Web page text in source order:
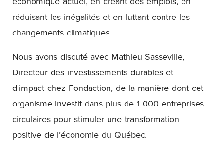
réduisant les inégalités et en luttant contre les
changements climatiques.
Nous avons discuté avec Mathieu Sasseville,
Directeur des investissements durables et
d’impact chez Fondaction, de la manière dont cet
organisme investit dans plus de 1 000 entreprises
circulaires pour stimuler une transformation
positive de l’économie du Québec.